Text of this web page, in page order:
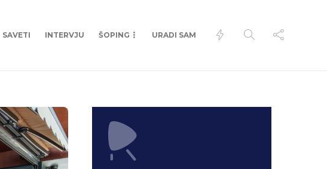
SAVETI INTERVJU ŠOPING URADI SAM